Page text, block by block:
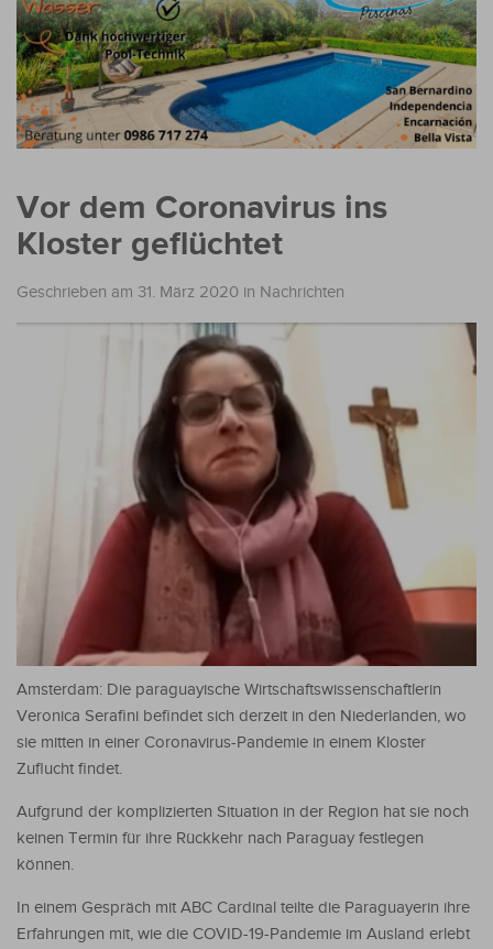
Vor dem Coronavirus ins
Kloster geflüchtet
Geschrieben am 31. März 2020 in Nachrichten
Amsterdam: Die paraguayische Wirtschaftswissenschaftlerin
Veronica Serafini befindet sich derzeit in den Niederlanden, wo
sie mitten in einer Coronavirus-Pandemie in einem Kloster
Zuflucht findet.
Aufgrund der komplizierten Situation in der Region hat sie noch
keinen Termin für ihre Rückkehr nach Paraguay festlegen
können.
In einem Gespräch mit ABC Cardinal teilte die Paraguayerin ihre
Erfahrungen mit, wie die COVID-19-Pandemie im Ausland erlebt